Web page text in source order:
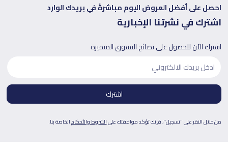
احصل على أفضل العروض اليوم مباشرةً في بريدك الوارد
اشترك في نشرتنا الإخبارية
اشترك الآن للحصول على نصائح التسوق المتميزة
من خلال النقر على "تسجيل"، فإنك تؤكد موافقتك علىالشروط والأحكامالخاصة بنا.